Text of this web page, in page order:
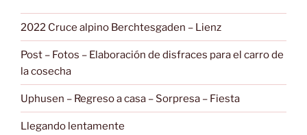
2022 Cruce alpino Berchtesgaden – Lienz
Post – Fotos – Elaboración de disfraces para el carro de
la cosecha
Uphusen – Regreso a casa – Sorpresa – Fiesta
Llegando lentamente